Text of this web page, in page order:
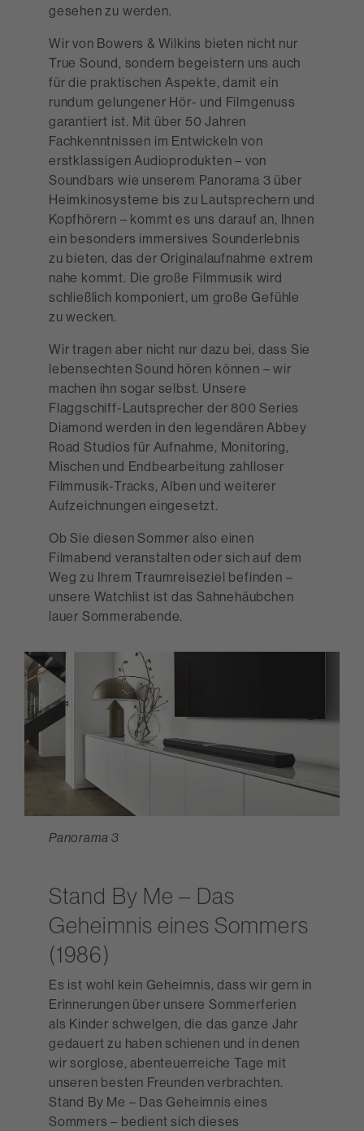
gesehen zu werden.
Wir von Bowers & Wilkins bieten nicht nur
True Sound, sondern begeistern uns auch
für die praktischen Aspekte, damit ein
rundum gelungener Hör- und Filmgenuss
garantiert ist. Mit über 50 Jahren
Fachkenntnissen im Entwickeln von
erstklassigen Audioprodukten – von
Soundbars wie unserem Panorama 3 über
Heimkinosysteme bis zu Lautsprechern und
Kopfhörern – kommt es uns darauf an, Ihnen
ein besonders immersives Sounderlebnis
zu bieten, das der Originalaufnahme extrem
nahe kommt. Die große Filmmusik wird
schließlich komponiert, um große Gefühle
zu wecken.
Wir tragen aber nicht nur dazu bei, dass Sie
lebensechten Sound hören können – wir
machen ihn sogar selbst. Unsere
Flaggschiff-Lautsprecher der 800 Series
Diamond werden in den legendären Abbey
Road Studios für Aufnahme, Monitoring,
Mischen und Endbearbeitung zahlloser
Filmmusik-Tracks, Alben und weiterer
Aufzeichnungen eingesetzt.
Ob Sie diesen Sommer also einen
Filmabend veranstalten oder sich auf dem
Weg zu Ihrem Traumreiseziel befinden –
unsere Watchlist ist das Sahnehäubchen
lauer Sommerabende.
Panorama 3
Stand By Me – Das
Geheimnis eines Sommers
(1986)
Es ist wohl kein Geheimnis, dass wir gern in
Erinnerungen über unsere Sommerferien
als Kinder schwelgen, die das ganze Jahr
gedauert zu haben schienen und in denen
wir sorglose, abenteuerreiche Tage mit
unseren besten Freunden verbrachten.
Stand By Me – Das Geheimnis eines
Sommers – bedient sich dieses